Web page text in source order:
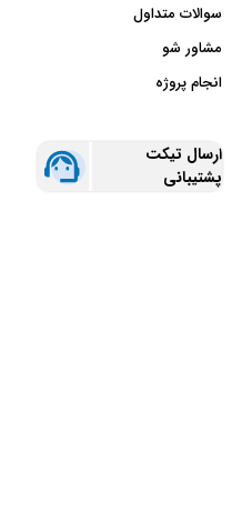
سوالات متداول
مشاور شو
انجام پروژه
ارسال تیکت
پشتیبانی